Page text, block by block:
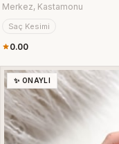
Merkez, Kastamonu
Saç Kesimi
0.00
✨ ONAYLI